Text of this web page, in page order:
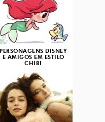
PERSONAGENS DISNEY
E AMIGOS EM ESTILO
CHIBI